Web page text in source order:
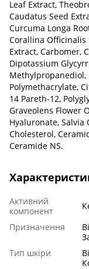
Leaf Extract,
Caudatus Seed
Curcuma Longa
Corallina Officinalis
Extract, Carbomer,
Dipotassium
Methylpropanediol,
Polymethacrylate,
14 Pareth-12,
Graveolens Flower
Hyaluronate, Salvia
Cholesterol,
Ceramide NS.
Активний
компонент
Призначення
Тип шкіри